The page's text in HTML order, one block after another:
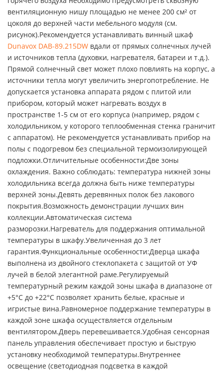
вентиляционную нишу площадью не менее 200 см² от
цоколя до верхней части мебельного модуля (см.
рисунок).Рекомендуется устанавливать винный шкаф
Dunavox DAB-89.215DW вдали от прямых солнечных лучей
и источников тепла (духовки, нагревателя, батареи и т.д.).
Прямой солнечный свет может плохо повлиять на корпус, а
источники тепла могут увеличить энергопотребление. Не
допускается установка аппарата рядом с плитой или
прибором, который может нагревать воздух в
пространстве 1-5 см от его корпуса (например, рядом с
холодильником, у которого теплообменная стенка граничит
с аппаратом). Не рекомендуется устанавливать прибор на
полы с подогревом без специальной термоизолирующей
подложки.Отличительные особенности:Две зоны
охлаждения. Важно соблюдать: температура нижней зоны
холодильника всегда должна быть ниже температуры
верхней зоны.Девять деревянных полок без лакового
покрытия.Возможность демонстрации лучших вин
коллекции.Автоматическая система
разморозки.Нагреватель для поддержания оптимальной
температуры в шкафу.Увеличенная до 3 лет
гарантия.Функциональные особенности:Дверца шкафа
выполнена из двойного стеклопакета с защитой от УФ
лучей в белой элегантной раме.Регулируемый
температурный режим каждой зоны шкафа в диапазоне от
+5°C до +22°C позволяет хранить белые, красные и
игристые вина.Равномерное поддержание температуры в
каждой зоне шкафа осуществляется отдельным
вентилятором.Дверь перевешивается.Удобная сенсорная
панель управления обеспечивает простую и быструю
установку необходимой температуры.Внутреннее
освещение (светодиодная подсветка в каждой